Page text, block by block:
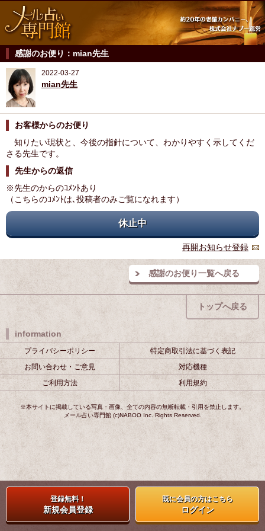
感謝のお便り：mian先生
2022-03-27
mian先生
お客様からのお便り
知りたい現状と、今後の指針について、わかりやすく示してくだ
さる先生です。
先生からの返信
※先生のからのｺﾒﾝﾄあり
（こちらのｺﾒﾝﾄは､投稿者のみご覧になれます）
休止中
再開お知らせ登録
感謝のお便り一覧へ戻る
トップへ戻る
information
プライバシーポリシー
特定商取引法に基づく表記
お問い合わせ・ご意見
対応機種
ご利用方法
利用規約
※本サイトに掲載している写真・画像、全ての内容の無断転載・引用を禁止します。
メール占い専門館 (c)NABOO Inc. Rights Reserved.
登録無料！
新規会員登録
既に会員の方はこちら
ログイン